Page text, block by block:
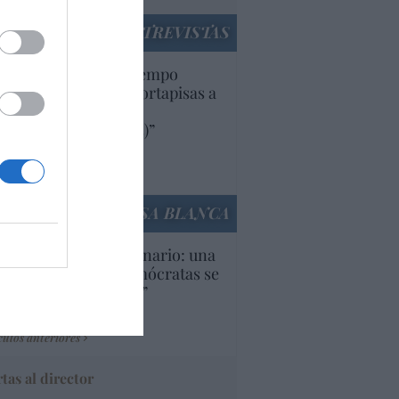
ENTREVISTAS
lleva mucho tiempo
aranceles y cortapisas a
y compañías
(y europeas)”
anteriores
LA CASA BLANCA
Inquietante escenario: una
parte de los demócratas se
como “socialista”
anteriores
al director